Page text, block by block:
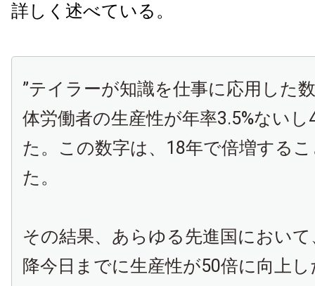
詳しく述べている。
”テイラーが知識を仕事に応用した
体労働者の生産性が年率3.5%ないし
た。この数字は、18年で倍増する
た。
その結果、あらゆる先進国におい
降今日までに生産性が50倍に向上し